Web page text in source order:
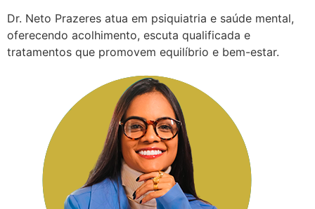
Dr. Neto Prazeres atua em psiquiatria e saúde mental,
oferecendo acolhimento, escuta qualificada e
tratamentos que promovem equilíbrio e bem-estar.